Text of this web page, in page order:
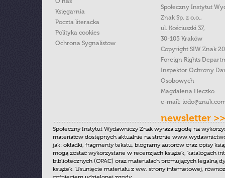
Księgarnia
Poczta literacka
Polityka cookies
Ochrona Sygnalistow
Społeczny Instytut
Znak Sp. z o.o.,
ul. Kościuszki 37,
30-105 Kraków
Copyright SIW Znak
Foreign Rights
Inspektor Ochrony
Osobowych
Magdalena Heczko
e-mail:
newsletter >>
Społeczny Instytut Wydawniczy Znak wyraża zgodę na
materiałów dostępnych aktualnie na stronie
jak: okładki, fragmenty tekstu, biogramy autorów oraz opisy
mogą zostać wykorzystane w recenzjach książek, katalogach
bibliotecznych (OPAC) oraz materiałach promujących legalną
książek. Usunięcie materiału z ww. strony internetowej,